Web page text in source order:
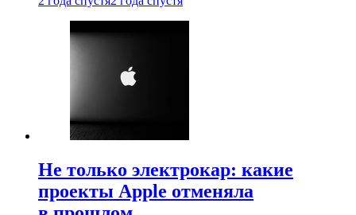
Не только электрокар: какие
проекты Apple отменяла